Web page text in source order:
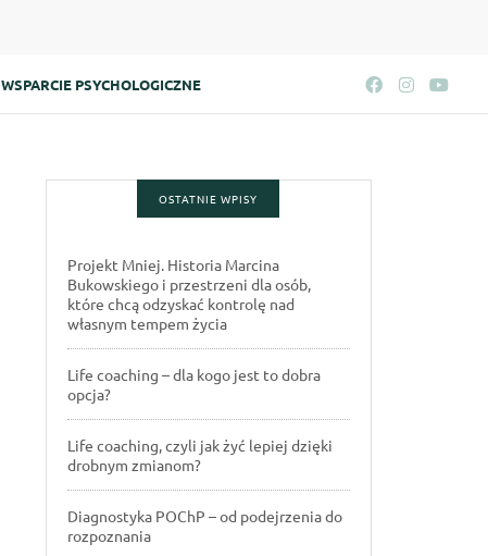
WSPARCIE PSYCHOLOGICZNE
OSTATNIE WPISY
Projekt Mniej. Historia Marcina
Bukowskiego i przestrzeni dla osób,
które chcą odzyskać kontrolę nad
własnym tempem życia
Life coaching – dla kogo jest to dobra
opcja?
Life coaching, czyli jak żyć lepiej dzięki
drobnym zmianom?
Diagnostyka POChP – od podejrzenia do
rozpoznania